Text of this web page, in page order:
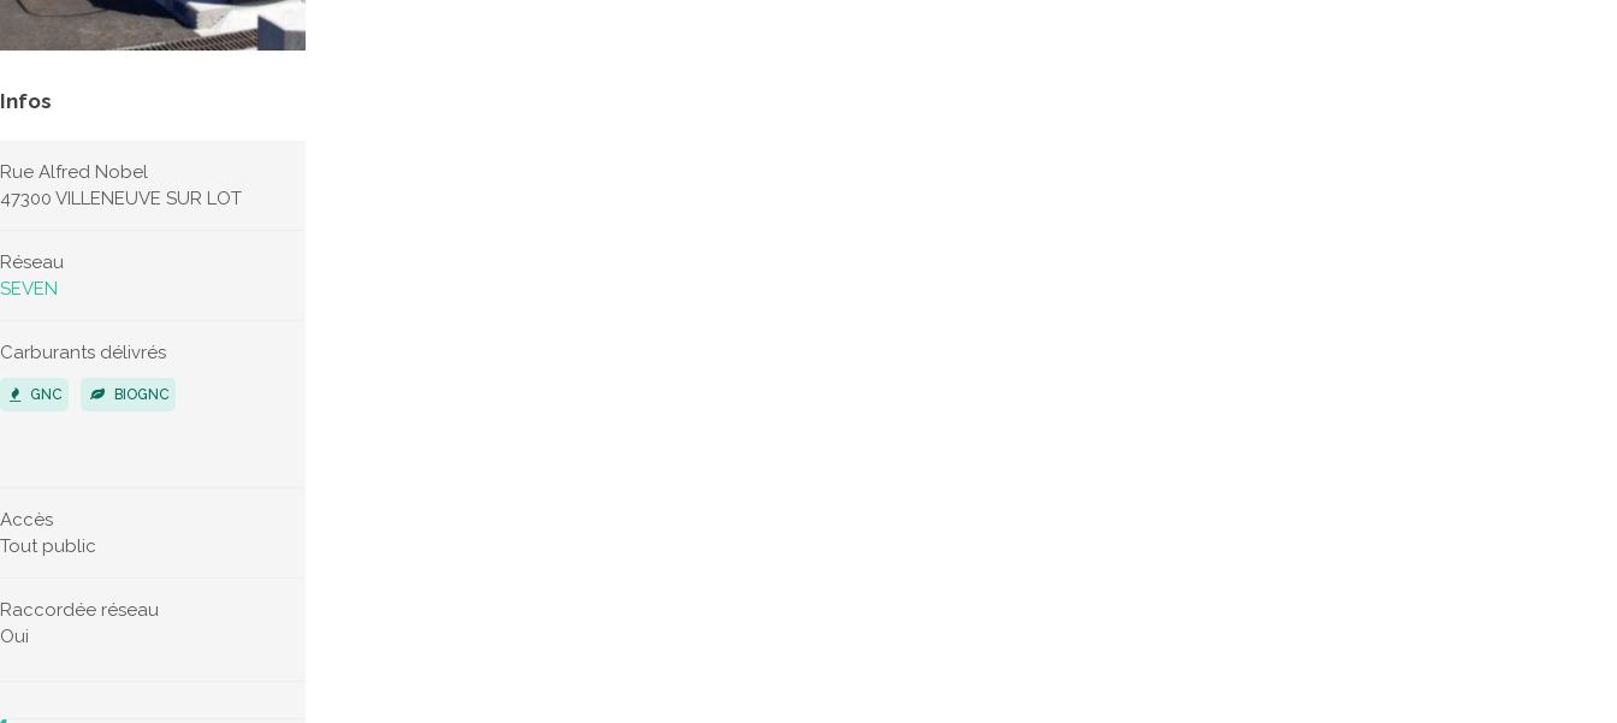
Infos
Rue Alfred Nobel
47300 VILLENEUVE SUR LOT
Réseau
SEVEN
Carburants délivrés
GNC BIOGNC
Accès
Tout public
Raccordée réseau
Oui